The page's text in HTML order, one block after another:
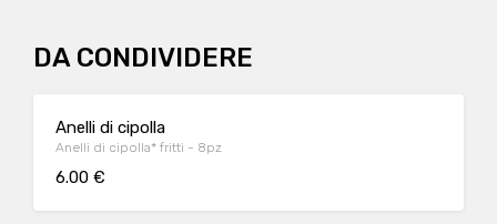
DA CONDIVIDERE
Anelli di cipolla
Anelli di cipolla* fritti - 8pz
6.00 €